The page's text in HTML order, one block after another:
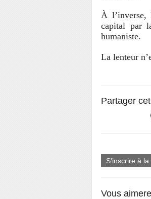
À l’inverse,
capital par
humaniste.
La lenteur
Partager
S'inscrire à
Vous